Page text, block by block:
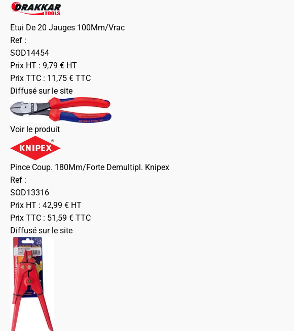
Etui De 20 Jauges 100Mm/Vrac
Ref :
SOD14454
Prix HT : 9,79 € HT
Prix TTC : 11,75 € TTC
Diffusé sur le site
Voir le produit
Pince Coup. 180Mm/Forte Demultipl. Knipex
Ref :
SOD13316
Prix HT : 42,99 € HT
Prix TTC : 51,59 € TTC
Diffusé sur le site